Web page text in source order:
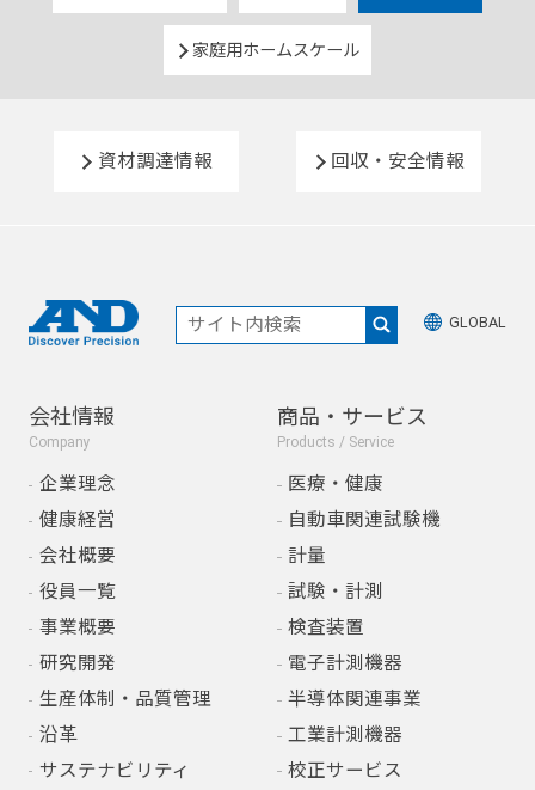
家庭用ホームスケール
資材調達情報 回収・安全情報
GLOBAL
会社情報
Company
企業理念
健康経営
会社概要
役員一覧
事業概要
研究開発
生産体制・品質管理
沿革
サステナビリティ
商品・サービス
Products / Service
医療・健康
自動車関連試験機
計量
試験・計測
検査装置
電子計測機器
半導体関連事業
工業計測機器
校正サービス